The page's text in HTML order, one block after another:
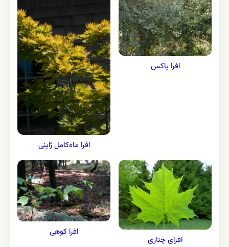
افرا پاکس
افرا ماه‌کامل ژاپنی
افرای چناری
افرا کوهی